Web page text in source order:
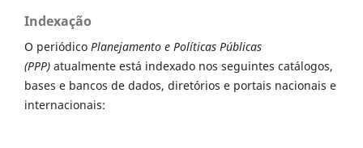
Indexação
O periódico Planejamento e Políticas Públicas
(PPP) atualmente está indexado nos seguintes catálogos,
bases e bancos de dados, diretórios e portais nacionais e
internacionais: